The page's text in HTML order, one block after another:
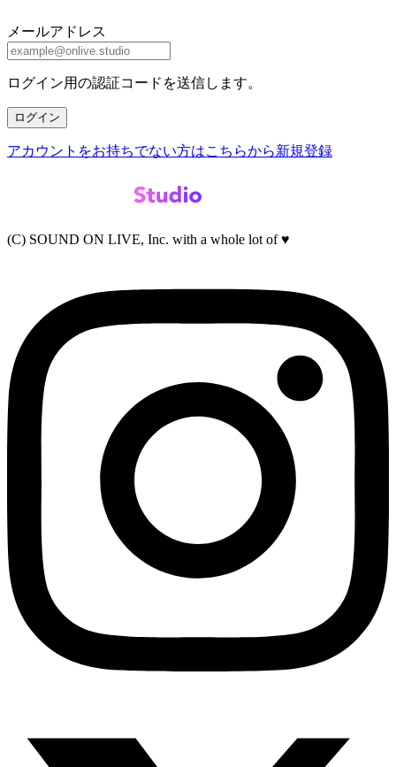
メールアドレス
ログイン用の認証コードを送信します。
ログイン
アカウントをお持ちでない方はこちらから新規登録
(C) SOUND ON LIVE, Inc. with a whole lot of ♥